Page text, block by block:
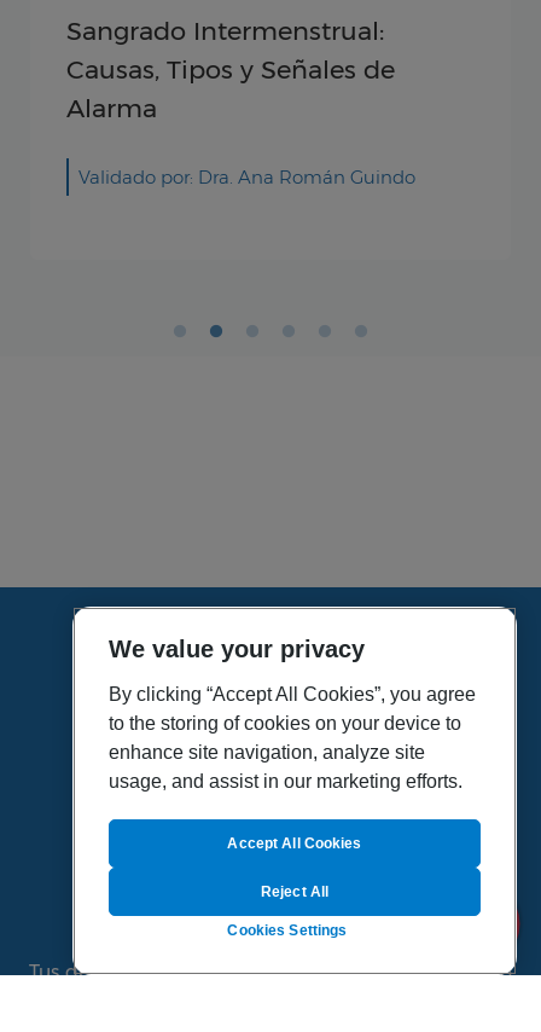
Sangrado Intermenstrual:
Causas, Tipos y Señales de
Alarma
Validado por: Dra. Ana Román Guindo
HOME
VÍDEOS
POLÍTICA DE PRIVACIDAD
POLÍTICA DE COOKIES
MAPA DEL SITIO
QUIENES SOMOS
Tus dudas de salud es un proyecto de Sanitas, todo
We value your privacy
By clicking “Accept All Cookies”, you agree
to the storing of cookies on your device to
enhance site navigation, analyze site
usage, and assist in our marketing efforts.
Cookies Settings
Reject All
Accept All Cookies